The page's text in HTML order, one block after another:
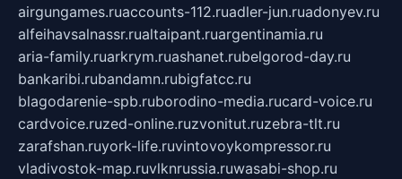
airgungames.ruaccounts-112.ruadler-jun.ruadonyev.ru
alfeihavsalnassr.rualtaipant.ruargentinamia.ru
aria-family.ruarkrym.ruashanet.rubelgorod-day.ru
bankaribi.rubandamn.rubigfatcc.ru
blagodarenie-spb.ruborodino-media.rucard-voice.ru
cardvoice.ruzed-online.ruzvonitut.ruzebra-tlt.ru
zarafshan.ruyork-life.ruvintovoykompressor.ru
vladivostok-map.ruvlknrussia.ruwasabi-shop.ru